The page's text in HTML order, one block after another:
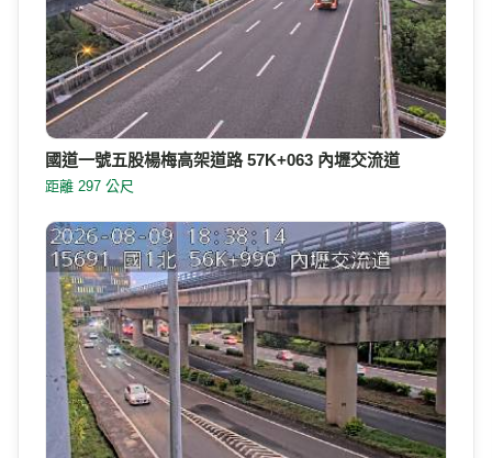
國道一號五股楊梅高架道路 57K+063 內壢交流道
距離 297 公尺